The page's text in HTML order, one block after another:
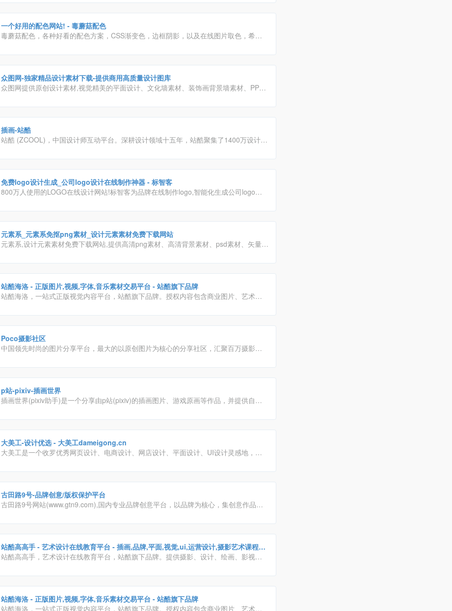
一个好用的配色网站! - 毒蘑菇配色
毒蘑菇配色，各种好看的配色方案，CSS渐变色，边框阴影，以及在线图片取色，希望
众图网-独家精品设计素材下载-提供商用高质量设计图库
众图网提供原创设计素材,视觉精美的平面设计、文化墙素材、装饰画背景墙素材、PPT
就到众图网。
插画-站酷
站酷 (ZCOOL)，中国设计师互动平台。深耕设计领域十五年，站酷聚集了1400万设计
免费logo设计生成_公司logo设计在线制作神器 - 标智客
800万人使用的LOGO在线设计网站!标智客为品牌在线制作logo,智能化生成公司logo设
元素系_元素系免抠png素材_设计元素素材免费下载网站
元素系,设计元素素材免费下载网站,提供高清png素材、高清背景素材、psd素材、矢量素
下载.
站酷海洛 - 正版图片,视频,字体,音乐素材交易平台 - 站酷旗下品牌
站酷海洛，一站式正版视觉内容平台，站酷旗下品牌。授权内容包含商业图片、艺术插
想、奥美、盛世长城、百度、360、招商银行、工商银行等数万家企业级客户提供全方位
安全、高效、优质的视觉创意解决方案。
Poco摄影社区
中国领先时尚的图片分享平台，最大的以原创图片为核心的分享社区，汇聚百万摄影与
p站-pixiv-插画世界
插画世界(pixiv助手)是一个分享由p站(pixiv)的插画图片、游戏原画等作品，并提供自由
辑等功能形成具有其特色的图片社交网络
大美工-设计优选 - 大美工dameigong.cn
大美工是一个收罗优秀网页设计、电商设计、网店设计、平面设计、UI设计灵感地，还
古田路9号-品牌创意/版权保护平台
古田路9号网站(www.gtn9.com),国内专业品牌创意平台，以品牌为核心，集创意作品分
涉及：艺术创作、广告创意、交互设计、时尚文化等诸多创意产业。
站酷高高手 - 艺术设计在线教育平台 - 插画,品牌,平面,视觉,ui,运营设计,摄影艺术课程培
训
站酷高高手，艺术设计在线教育平台，站酷旗下品牌。提供摄影、设计、绘画、影视、
亟待入行的设计新人，还是自驱进阶的设计从业者，都可以通过300余门包罗万象的在线
课程，随时链接行业高手，学习前沿知识，快速提升职业竞争力
站酷海洛 - 正版图片,视频,字体,音乐素材交易平台 - 站酷旗下品牌
站酷海洛，一站式正版视觉内容平台，站酷旗下品牌。授权内容包含商业图片、艺术插